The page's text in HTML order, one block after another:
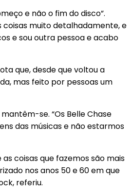
e não o fim do disco”.
coisas muito detalhadamente, e
e sou outra pessoa e acabo
que, desde que voltou a
mas feito por pessoas um
se. “Os Belle Chase
das músicas e não estarmos
coisas que fazemos são mais
nos anos 50 e 60 em que
referiu.